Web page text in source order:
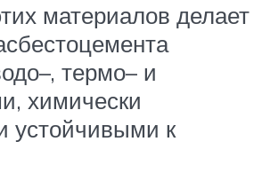
материалов делает
термо– и
химически
устойчивыми к